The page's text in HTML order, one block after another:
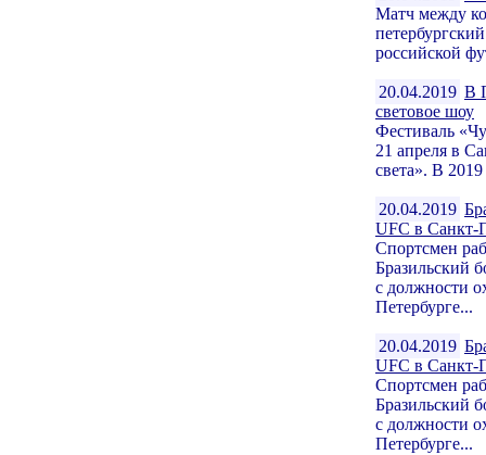
Матч между
российской
20.04.2019 В
световое шоу
Фестиваль
21 апреля в
света». В
20.04.2019
UFC в Санкт-
Спортсмен
Бразильский
с должности
Петербурге...
20.04.2019
UFC в Санкт-
Спортсмен
Бразильский
с должности
Петербурге...